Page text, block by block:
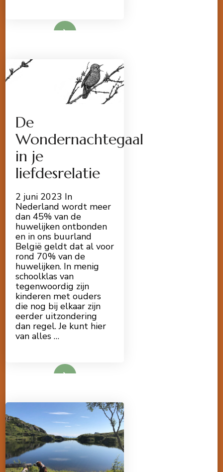
De
Wondernachtegaal
in je
liefdesrelatie
2 juni 2023 In
Nederland wordt meer
dan 45% van de
huwelijken ontbonden
en in ons buurland
België geldt dat al voor
rond 70% van de
huwelijken. In menig
schoolklas van
tegenwoordig zijn
kinderen met ouders
die nog bij elkaar zijn
eerder uitzondering
dan regel. Je kunt hier
van alles …